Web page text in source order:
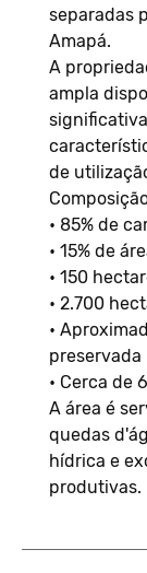
separadas
Amapá.
A
ampla
de
• 85% de
• 15% de
• 150
• 2.700
•
preservada
• Cerca de
A área é
quedas
hídrica e
produtivas.